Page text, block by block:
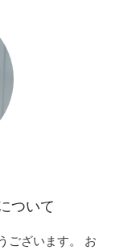
ついて
ございます。 お